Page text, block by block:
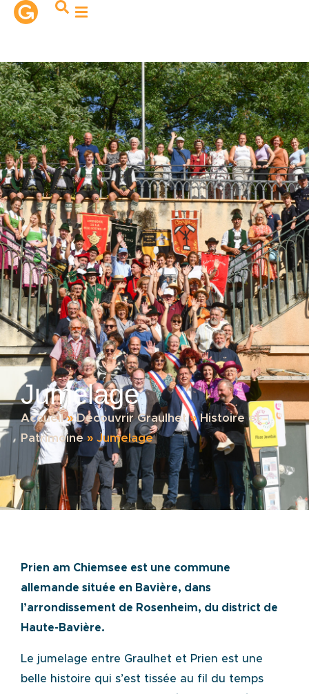
principal
Jumelage
Accueil»Découvrir Graulhet»Histoire et
Patrimoine» Jumelage
Prien am Chiemsee est une commune
allemande située en Bavière, dans
l’arrondissement de Rosenheim, du district de
Haute-Bavière.
Le jumelage entre Graulhet et Prien est une
belle histoire qui s’est tissée au fil du temps